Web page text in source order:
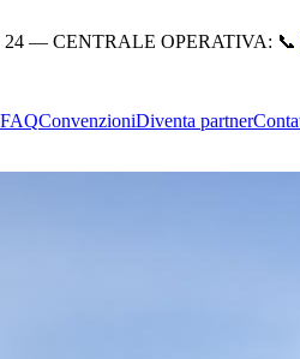
24 — CENTRALE OPERATIVA: 📞
FAQConvenzioniDiventa partner